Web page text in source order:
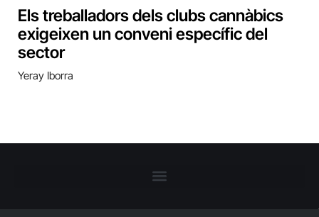
Els treballadors dels clubs cannàbics
exigeixen un conveni específic del
sector
Yeray Iborra